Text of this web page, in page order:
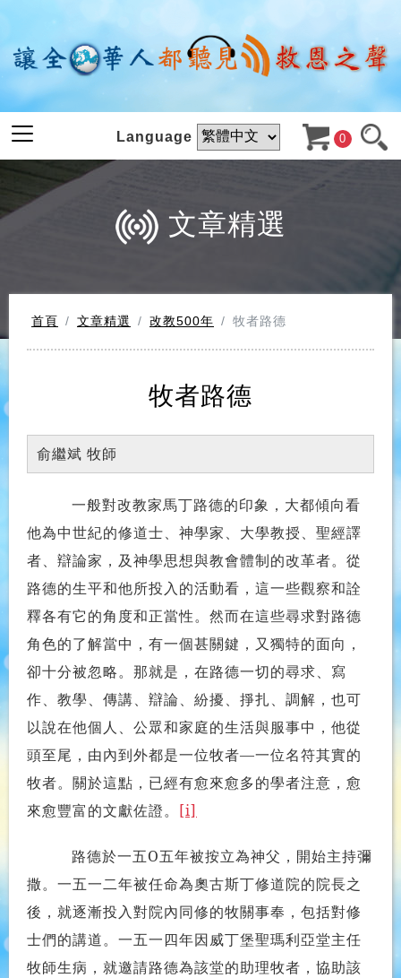
Language 0
文章精選
首頁 文章精選 改教500年 牧者路德
牧者路德
俞繼斌 牧師
一般對改教家馬丁路德的印象，大都傾向看
他為中世紀的修道士、神學家、大學教授、聖經譯
者、辯論家，及神學思想與教會體制的改革者。從
路德的生平和他所投入的活動看，這一些觀察和詮
釋各有它的角度和正當性。然而在這些尋求對路德
角色的了解當中，有一個甚關鍵，又獨特的面向，
卻十分被忽略。那就是，在路德一切的尋求、寫
作、教學、傳講、辯論、紛擾、掙扎、調解，也可
以說在他個人、公眾和家庭的生活與服事中，他從
頭至尾，由內到外都是一位牧者—一位名符其實的
牧者。 關於這點，已經有愈來愈多的學者注意，愈
來愈豐富的文獻佐證。 [i]
路德於一五O五年被按立為神父，開始主持彌
撒。一五一二年被任命為奧古斯丁修道院的院長之
後，就逐漸投入對院內同修的牧關事奉，包括對修
士們的講道。一五一四年因威丁堡聖瑪利亞堂主任
牧師生病，就邀請路德為該堂的助理牧者，協助該